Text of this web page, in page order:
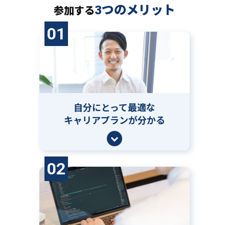
参加する3つのメリット
01
自分にとって最適な
キャリアプランが分かる
02